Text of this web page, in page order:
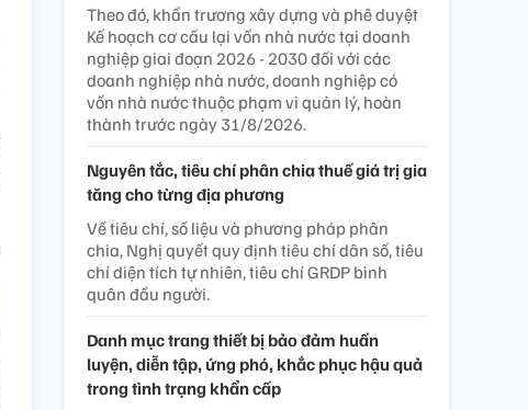
Theo đó, khẩn trương xây dựng và phê duyệt
Kế hoạch cơ cấu lại vốn nhà nước tại doanh
nghiệp giai đoạn 2026 - 2030 đối với các
doanh nghiệp nhà nước, doanh nghiệp có
vốn nhà nước thuộc phạm vi quản lý, hoàn
thành trước ngày 31/8/2026.
Nguyên tắc, tiêu chí phân chia thuế giá trị gia
tăng cho từng địa phương
Về tiêu chí, số liệu và phương pháp phân
chia, Nghị quyết quy định tiêu chí dân số, tiêu
chí diện tích tự nhiên, tiêu chí GRDP bình
quân đầu người.
Danh mục trang thiết bị bảo đảm huấn
luyện, diễn tập, ứng phó, khắc phục hậu quả
trong tình trạng khẩn cấp